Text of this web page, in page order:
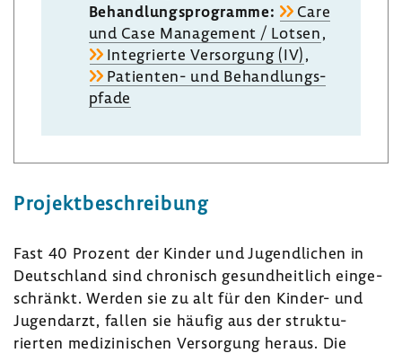
Behand­lungs­pro­gramme:
Care
und Case Manage­ment / Lotsen,
Inte­grierte Versor­gung (IV),
Patienten-​ und Behand­lungs­
pfade
Projekt­be­schrei­bung
Fast 40 Prozent der Kinder und Jugend­li­chen in
Deutsch­land sind chro­nisch gesund­heit­lich einge­
schränkt. Werden sie zu alt für den Kinder- und
Jugend­arzt, fallen sie häufig aus der struk­tu­
rierten medi­zi­ni­schen Versor­gung heraus. Die